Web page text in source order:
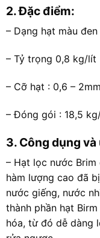
2. Đặc điểm:
– Dạng hạt màu đen
– Tỷ trọng 0,8 kg/lít
– Cỡ hạt : 0,6 – 2mm
– Đóng gói : 18,5
3. Công dụng
– Hạt lọc nước Brim
hàm lượng cao đã
nước giếng, nước
thành phần hạt
hóa, từ đó dễ dàng